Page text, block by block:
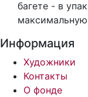
багете - в
Информация
Художники
Контакты
О фонде